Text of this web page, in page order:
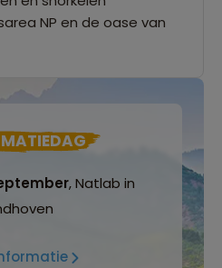
NP en de oase van
, Natlab in